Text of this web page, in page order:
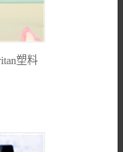
塑料